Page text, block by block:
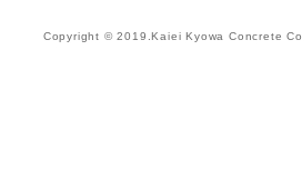
Copyright © 2019.Kaiei Kyowa Concrete